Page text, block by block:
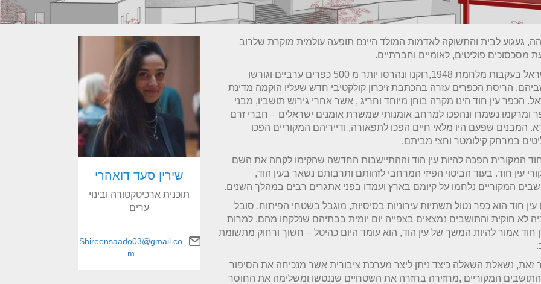
געגוע לבית והתשוקה לאדמות המולד היינם תופעה עולמית מוקרת שלרוב
מסכסוכים פוליטים, לאומיים וחברתיים.
בישראל בעקבות מלחמת 1948,רוקנו ונהרסו יותר מ 500 כפרים ערביים וגורשו
הריסת הכפרים עזרה בהכתבת זיכרון קולקטיבי חדש שעליו הוקמה מדינת
הכפר עין חוד הינו מקרה בוחן מיוחד וחריג , אשר אחרי גירוש תושביו, מבני
ומרקמו נשמרו ונהפכו למרחב אומנותי שמשרת אומנים ישראלים – חברי זרם
המבנים שפעם היו מלאי חיים הפכו לתפאורה, ודייריהם המקוריים הפכו
במרחק קילומטר וחצי מביתם.
חוד המקורית הפכה להיות עין הוד וההתיישבות החדשה שהקימו לקחה את השם
עין חוד. בעוד הביטוי הפיזי המרחבי לזהותם ותרבותם נשאר בעין הוד,
המקוריים נלחמו על קיומם בארץ ועמדו בפני אתגרים רבים במהלך השנים.
עין חוד הוא כפר נטול תשתיות עירוניות בסיסיות, מוגבל בשטחי הפיתוח, סובל
לא חוקית והתושבים נמצאים בצפייה יום יומית בבתיהם שנלקחו מהם. למרות
חוד אמור להיות המשך של עין הוד, הוא עומד היום כהיטל – חשוך ורחוק מתשומת
זאת, נשאלת השאלה כיצד ניתן ליצר מערכת ציבורית אשר מנכיחה את הסיפור
המקוריים ,מחזירה בחזרה את השטחיים שננטשו ומשלימה את החוסר
שירין סעד דואהרי
תוכנית ארכיטקטורה ובינוי
ערים
Shireensaado03@gmail.co
m